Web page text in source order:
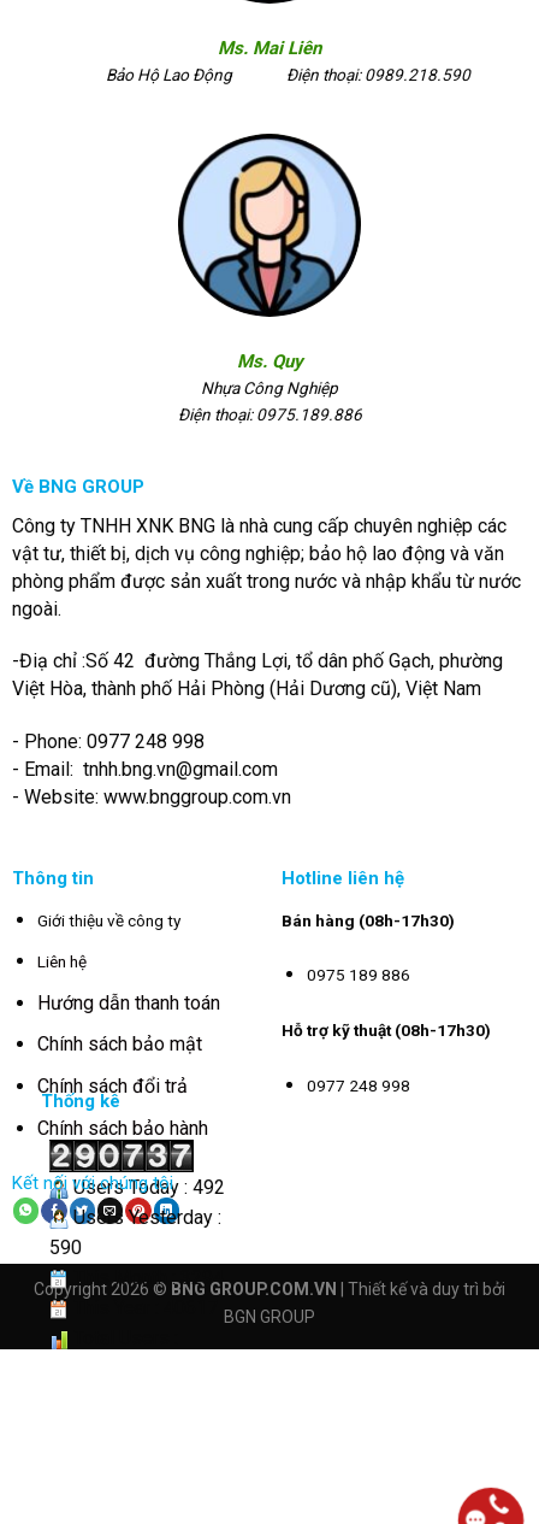
Ms. Mai Liên
Bảo Hộ Lao Động Điện thoại: 0989.218.590
Ms. Quy
Nhựa Công Nghiệp
Điện thoại: 0975.189.886
Về BNG GROUP
Công ty TNHH XNK BNG là nhà cung cấp chuyên nghiệp các
vật tư, thiết bị, dịch vụ công nghiệp; bảo hộ lao động và văn
phòng phẩm được sản xuất trong nước và nhập khẩu từ nước
ngoài.
-Điạ chỉ :Số 42 đường Thắng Lợi, tổ dân phố Gạch, phường
Việt Hòa, thành phố Hải Phòng (Hải Dương cũ), Việt Nam
- Phone: 0977 248 998
- Email: tnhh.bng.vn@gmail.com
- Website: www.bnggroup.com.vn
Thông tin
Giới thiệu về công ty
Liên hệ
Hướng dẫn thanh toán
Chính sách bảo mật
Chính sách đổi trả
Chính sách bảo hành
Kết nối với chúng tôi
Hotline liên hệ
Bán hàng (08h-17h30)
0975 189 886
Hỗ trợ kỹ thuật (08h-17h30)
0977 248 998
Thống kê
Users Today : 492
Users Yesterday :
590
This Month : 3294
Copyright 2026 © BNG GROUP.COM.VN | Thiết kế và duy trì bởi
BGN GROUP